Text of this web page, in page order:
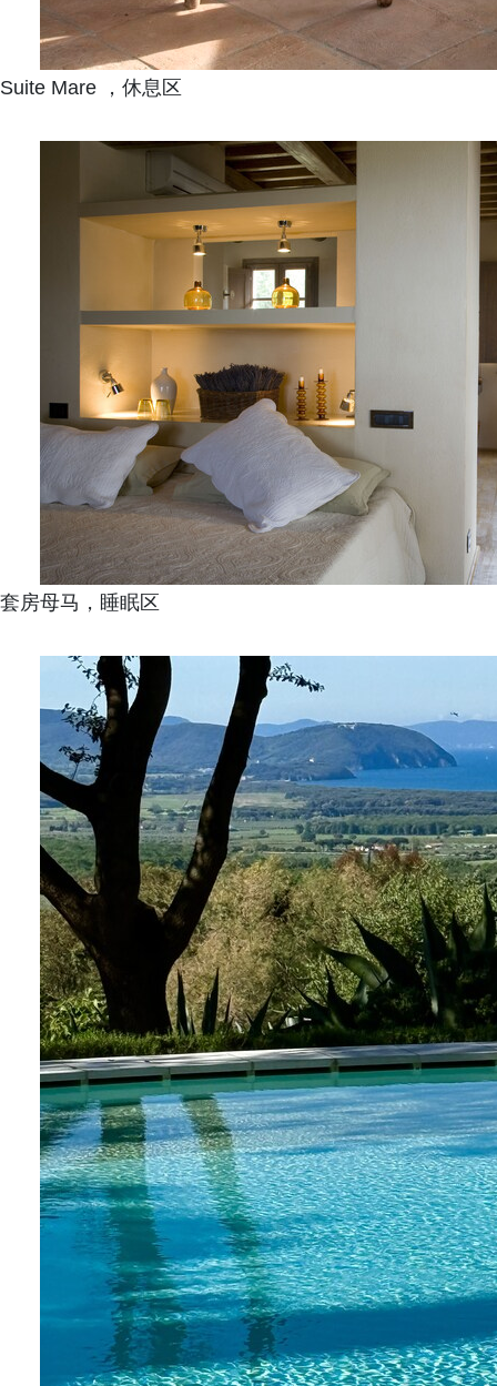
Suite Mare ，休息区
套房母马，睡眠区